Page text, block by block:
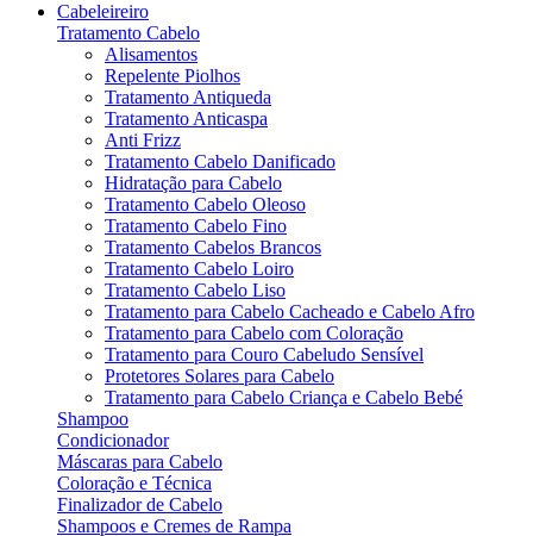
Cabeleireiro
Tratamento Cabelo
Alisamentos
Repelente Piolhos
Tratamento Antiqueda
Tratamento Anticaspa
Anti Frizz
Tratamento Cabelo Danificado
Hidratação para Cabelo
Tratamento Cabelo Oleoso
Tratamento Cabelo Fino
Tratamento Cabelos Brancos
Tratamento Cabelo Loiro
Tratamento Cabelo Liso
Tratamento para Cabelo Cacheado e Cabelo Afro
Tratamento para Cabelo com Coloração
Tratamento para Couro Cabeludo Sensível
Protetores Solares para Cabelo
Tratamento para Cabelo Criança e Cabelo Bebé
Shampoo
Condicionador
Máscaras para Cabelo
Coloração e Técnica
Finalizador de Cabelo
Shampoos e Cremes de Rampa